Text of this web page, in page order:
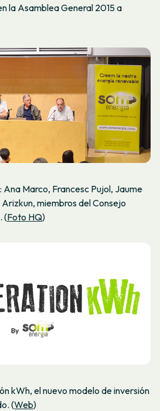
la Asamblea General 2015 a
Ana Marco, Francesc Pujol, Jaume
miembros del Consejo
(Foto HQ)
kWh, el nuevo modelo de inversión
(Web)